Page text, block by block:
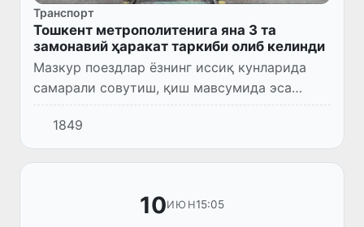
Транспорт
Тошкент метрополитенига яна 3 та
замонавий ҳаракат таркиби олиб келинди
Мазкур поездлар ёзнинг иссиқ кунларида
самарали совутиш, қиш мавсумида эса
иситиш тизими билан жиҳозланган бўлиб,
йўловчилар учун янада қулай ва шинам
сафар шароитини таъминлайди.
1849
10ИЮН15:05